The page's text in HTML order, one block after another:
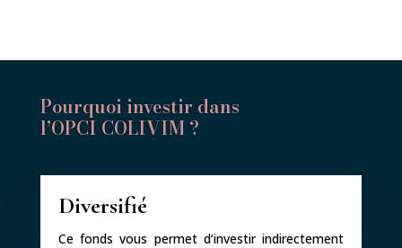
Pourquoi investir dans
l’OPCI COLIVIM ?
Diversifié
Ce fonds vous permet d’investir indirectement